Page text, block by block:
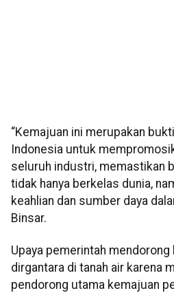
“Kemajuan ini merupakan
Indonesia untuk
seluruh industri, memastikan
tidak hanya berkelas dunia,
keahlian dan sumber daya
Binsar.
Upaya pemerintah
dirgantara di tanah air karena
pendorong utama kemajuan